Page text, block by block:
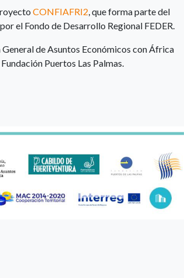
CONFIAFRI2 , que forma parte del
el Fondo de Desarrollo Regional FEDER.
de Asuntos Económicos con África
Puertos Las Palmas.